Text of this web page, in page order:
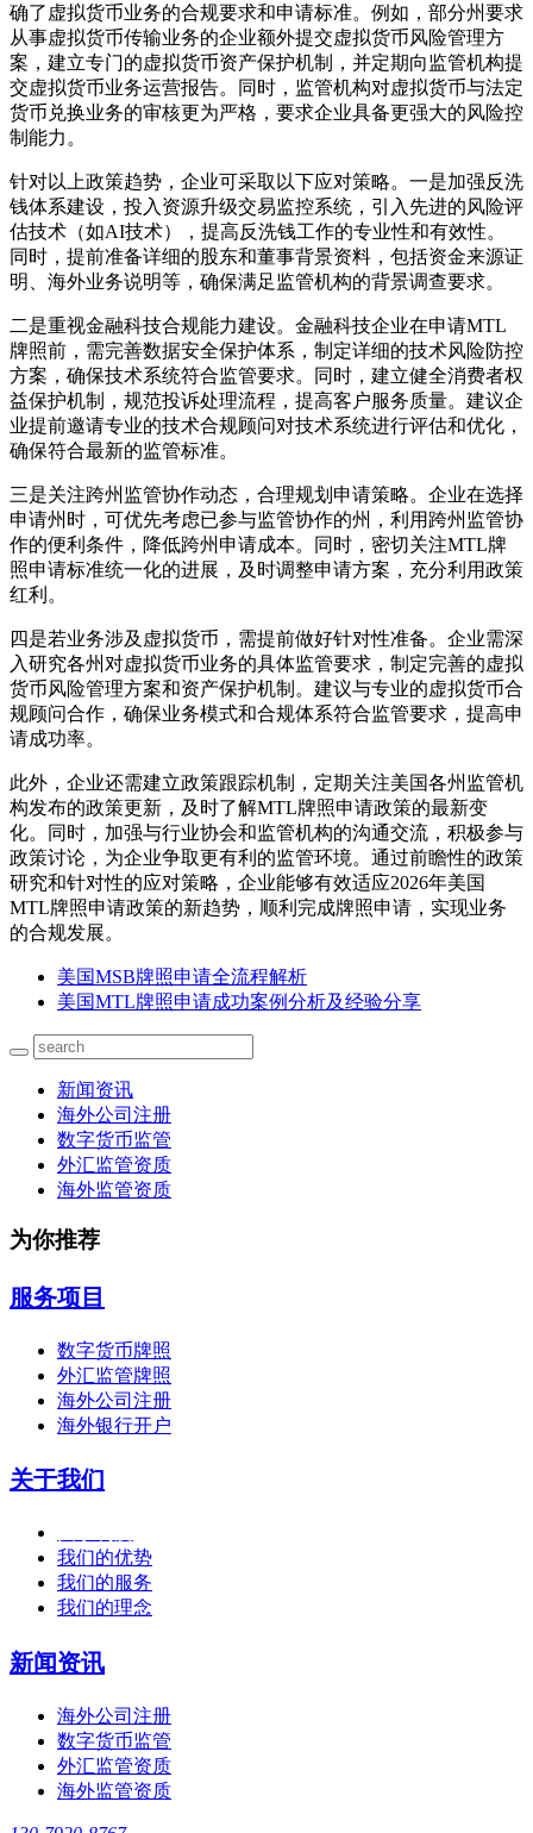
确了虚拟货币业务的合规要求和申请标准。例如，部分州要求
从事虚拟货币传输业务的企业额外提交虚拟货币风险管理方
案，建立专门的虚拟货币资产保护机制，并定期向监管机构提
交虚拟货币业务运营报告。同时，监管机构对虚拟货币与法定
货币兑换业务的审核更为严格，要求企业具备更强大的风险控
制能力。
针对以上政策趋势，企业可采取以下应对策略。一是加强反洗
钱体系建设，投入资源升级交易监控系统，引入先进的风险评
估技术（如AI技术），提高反洗钱工作的专业性和有效性。
同时，提前准备详细的股东和董事背景资料，包括资金来源证
明、海外业务说明等，确保满足监管机构的背景调查要求。
二是重视金融科技合规能力建设。金融科技企业在申请MTL
牌照前，需完善数据安全保护体系，制定详细的技术风险防控
方案，确保技术系统符合监管要求。同时，建立健全消费者权
益保护机制，规范投诉处理流程，提高客户服务质量。建议企
业提前邀请专业的技术合规顾问对技术系统进行评估和优化，
确保符合最新的监管标准。
三是关注跨州监管协作动态，合理规划申请策略。企业在选择
申请州时，可优先考虑已参与监管协作的州，利用跨州监管协
作的便利条件，降低跨州申请成本。同时，密切关注MTL牌
照申请标准统一化的进展，及时调整申请方案，充分利用政策
红利。
四是若业务涉及虚拟货币，需提前做好针对性准备。企业需深
入研究各州对虚拟货币业务的具体监管要求，制定完善的虚拟
货币风险管理方案和资产保护机制。建议与专业的虚拟货币合
规顾问合作，确保业务模式和合规体系符合监管要求，提高申
请成功率。
此外，企业还需建立政策跟踪机制，定期关注美国各州监管机
构发布的政策更新，及时了解MTL牌照申请政策的最新变
化。同时，加强与行业协会和监管机构的沟通交流，积极参与
政策讨论，为企业争取更有利的监管环境。通过前瞻性的政策
研究和针对性的应对策略，企业能够有效适应2026年美国
MTL牌照申请政策的新趋势，顺利完成牌照申请，实现业务
的合规发展。
美国MSB牌照申请全流程解析
美国MTL牌照申请成功案例分析及经验分享
新闻资讯
海外公司注册
数字货币监管
外汇监管资质
海外监管资质
为你推荐
服务项目
数字货币牌照
外汇监管牌照
海外公司注册
海外银行开户
关于我们
我们的优势
我们的服务
我们的理念
新闻资讯
海外公司注册
数字货币监管
外汇监管资质
海外监管资质